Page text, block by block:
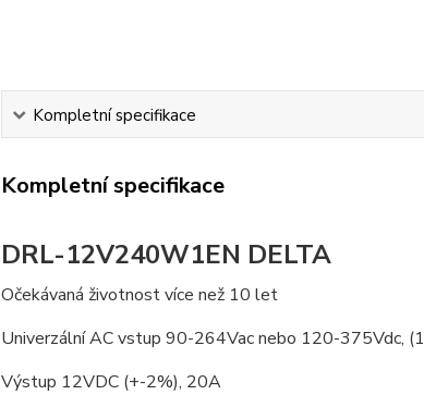
Kompletní specifikace
Kompletní specifikace
DRL-12V240W1EN DELTA
Očekávaná životnost více než 10 let
Univerzální AC vstup 90-264Vac nebo 120-375Vdc,
Výstup 12VDC (+-2%), 20A